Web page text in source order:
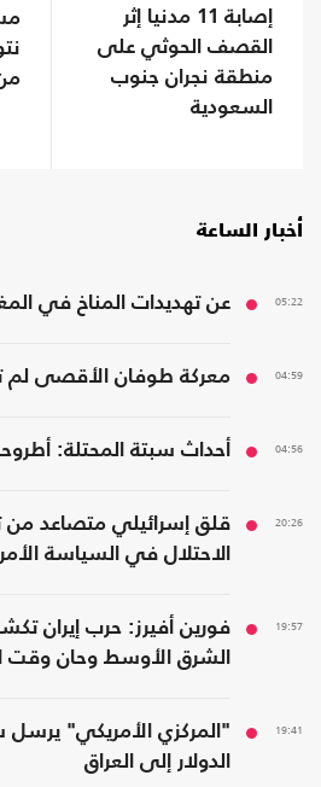
إصابة 11 مدنيا إثر
القصف الحوثي على
منطقة نجران جنوب
السعودية
أخبار الساعة
05:22 عن تهديدات المناخ في
04:59 معركة طوفان الأقصى لم
04:56 أحداث سبتة المحتلة:
20:26
قلق إسرائيلي متصاعد من
الاحتلال في السياسة
19:57
فورين أفيرز: حرب إيران
الشرق الأوسط وحان وقت
19:41
"المركزي الأمريكي"
الدولار إلى العراق